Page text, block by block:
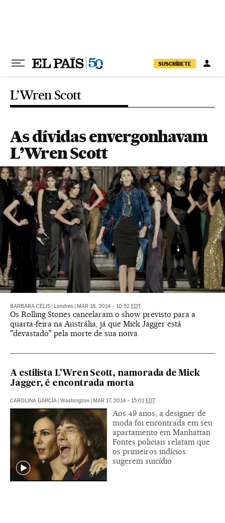
SUSCRÍBETE
L’Wren Scott
As dívidas envergonhavam
L’Wren Scott
BARBARA CELIS Londres MAR 18, 2014 - 10:52 EDT
Os Rolling Stones cancelaram o show previsto para a
quarta-feira na Austrália, já que Mick Jagger está
"devastado" pela morte de sua noiva
A estilista L'Wren Scott, namorada de Mick
Jagger, é encontrada morta
CAROLINA GARCÍA Washington MAR 17, 2014 - 15:01 EDT
Aos 49 anos, a designer de
moda foi encontrada em seu
apartamento em Manhattan
Fontes policiais relatam que
os primeiros indícios
sugerem suicídio